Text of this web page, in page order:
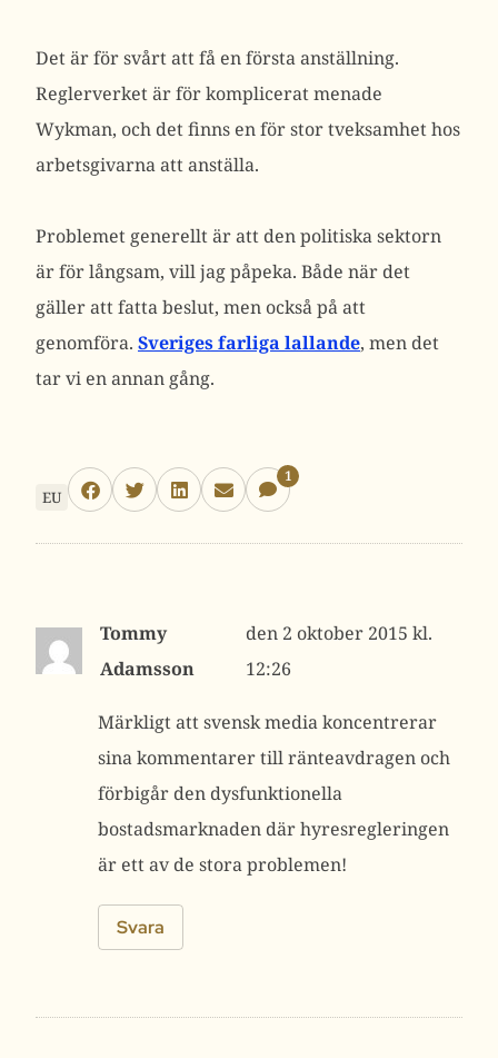
Det är för svårt att få en första anställning.
Reglerverket är för komplicerat menade
Wykman, och det finns en för stor tveksamhet hos
arbetsgivarna att anställa.
Problemet generellt är att den politiska sektorn
är för långsam, vill jag påpeka. Både när det
gäller att fatta beslut, men också på att
genomföra. Sveriges farliga lallande, men det
tar vi en annan gång.
EU
1
Tommy
Adamsson
2 oktober 2015 kl.
12:26
Märkligt att svensk media koncentrerar
sina kommentarer till ränteavdragen och
förbigår den dysfunktionella
bostadsmarknaden där hyresregleringen
är ett av de stora problemen!
Svara